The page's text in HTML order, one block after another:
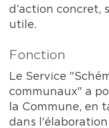
d’action
utile.
Fonction
Le Service
communaux" a
la Commune, en
dans l'élaboration